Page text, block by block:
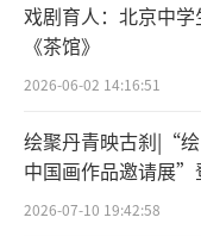
庄寿
来
——
戏剧育人：北京中学
《茶馆》
2026-06-02 14:16:51
绘聚丹青映古刹|“
中国画作品邀请展”
2026-07-10 19:42:58